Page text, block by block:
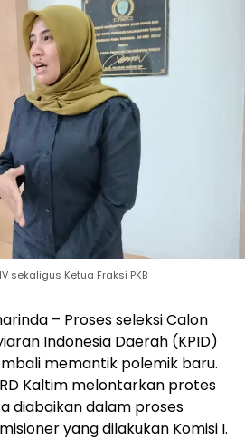
sekaligus Ketua Fraksi PKB
– Proses seleksi Calon
Indonesia Daerah (KPID)
memantik polemik baru.
Kaltim melontarkan protes
diabaikan dalam proses
yang dilakukan Komisi I.